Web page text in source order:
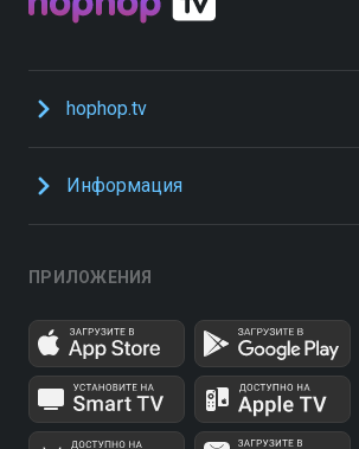
hophop.tv
Информация
ПРИЛОЖЕНИЯ